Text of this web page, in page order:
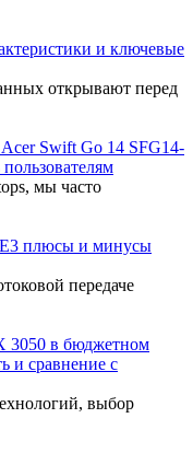
и ключевые
открывают перед
Swift Go 14 SFG14-
мы часто
плюсы и минусы
передаче
3050 в бюджетном
и сравнение с
выбор